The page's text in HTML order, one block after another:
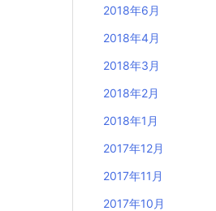
2018年6月
2018年4月
2018年3月
2018年2月
2018年1月
2017年12月
2017年11月
2017年10月